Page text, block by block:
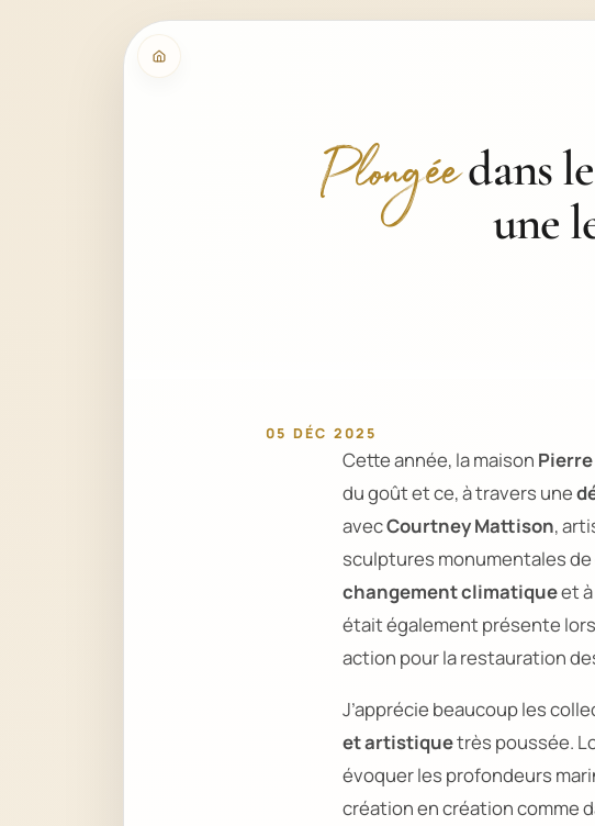
Plongéedans
une
05 DÉC 2025
Cette année, la maison
du goût et ce, à travers une
avecCourtney Mattison,
sculptures monumentales de
changement climatiqueet
était également présente
action pour la restauration
J’apprécie beaucoup les
et artistiquetrès poussée.
évoquer les profondeurs
création en création comme